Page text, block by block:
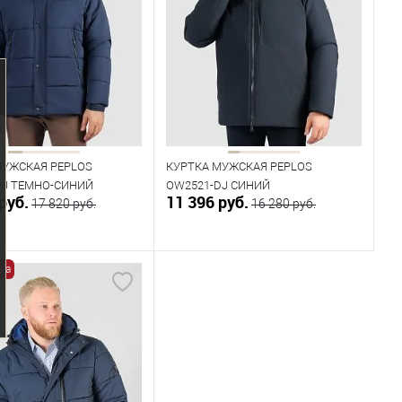
Размер одежды
104
PEPLOS
DJ ТЕМНО-СИНИЙ
17 820 руб.
В корзину
размеров
КУРТКА МУЖСКАЯ PEPLOS
OW2521-DJ СИНИЙ
11 396 руб. 16 280 руб.